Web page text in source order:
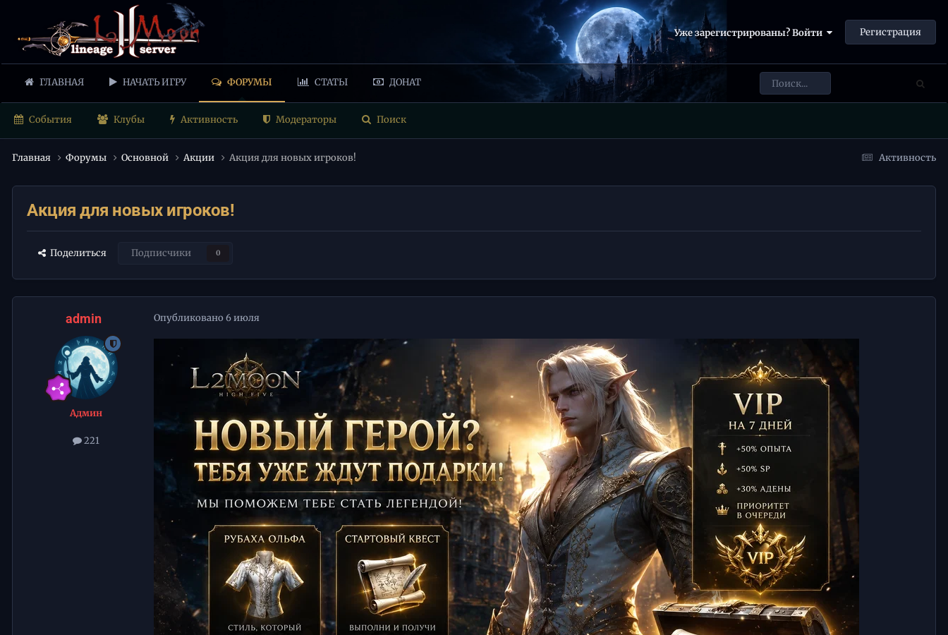
Уже зарегистрированы? Войти Регистрация
ГЛАВНАЯ НАЧАТЬ ИГРУ ФОРУМЫ
События Клубы Активность Модераторы Поиск
СТАТЫ ДОНАТ
Активность
Главная Форумы Основной Акции Акция для новых игроков!
Акция для новых игроков!
Поделиться Подписчики 0
admin
Админ
221
Опубликовано 6 июля